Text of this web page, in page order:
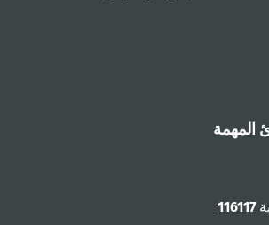
المهمة
116117